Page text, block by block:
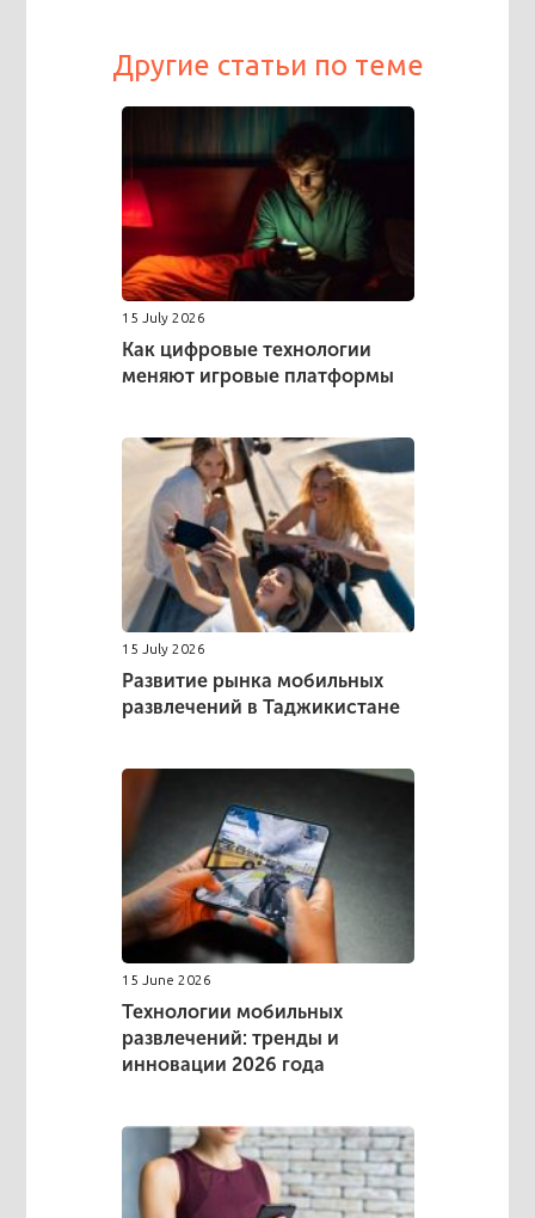
Другие статьи по теме
15 July 2026
Как цифровые технологии
меняют игровые платформы
15 July 2026
Развитие рынка мобильных
развлечений в Таджикистане
15 June 2026
Технологии мобильных
развлечений: тренды и
инновации 2026 года